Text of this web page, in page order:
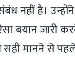
नहीं है।
बयान जारी
सही मानने से